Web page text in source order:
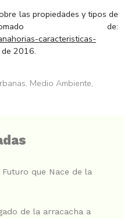
las propiedades y tipos de
de:
caracteristicas-
2016.
, Medio Ambiente,
que Nace de la
de la arracacha a